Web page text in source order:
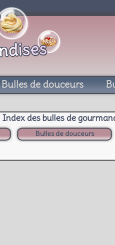
Bulles de douceurs
Index des bulles de
Bulles de douceurs